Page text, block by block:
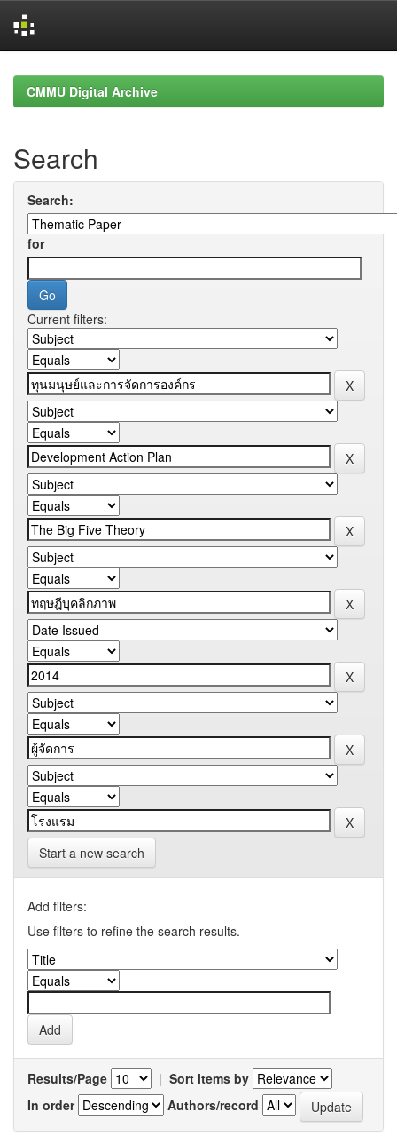
navigationCMMU Digital Archive
Search
Search:
for
Current filters:
Start a new search
Add filters:
Use filters to refine the search results.
Results/Page | Sort items by
In order
Authors/record